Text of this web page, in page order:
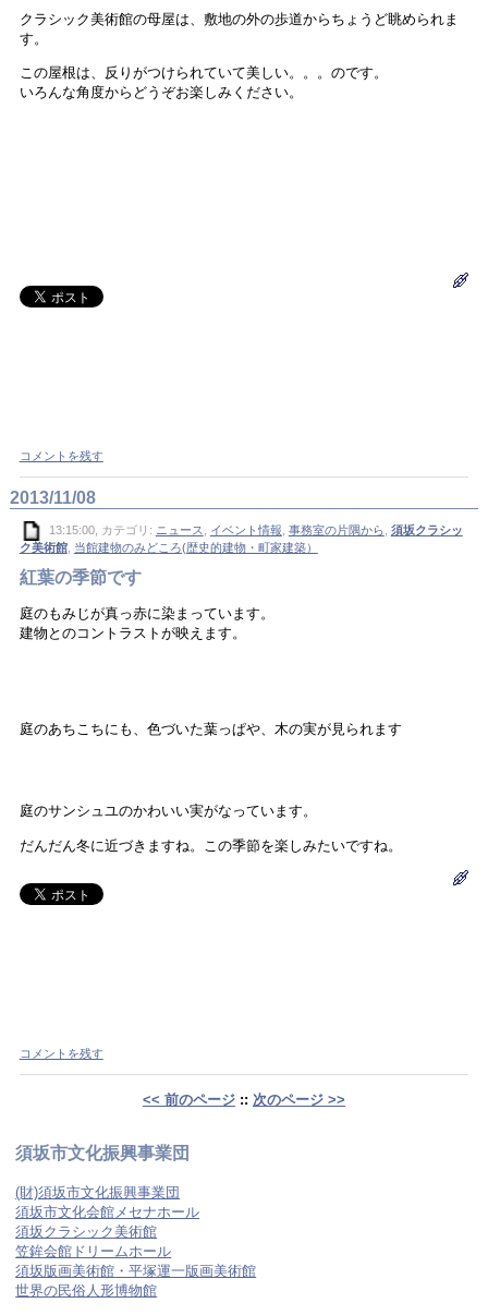
クラシック美術館の母屋は、敷地の外の歩道からちょうど眺められま
す。
この屋根は、反りがつけられていて美しい。。。のです。
いろんな角度からどうぞお楽しみください。
コメントを残す
2013/11/08
13:15:00, カテゴリ: ニュース イベント情報 事務室の片隅から 須坂クラシッ
ク美術館, 当館建物のみどころ(歴史的建物・町家建築）
紅葉の季節です
庭のもみじが真っ赤に染まっています。
建物とのコントラストが映えます。
庭のあちこちにも、色づいた葉っぱや、木の実が見られます
庭のサンシュユのかわいい実がなっています。
だんだん冬に近づきますね。この季節を楽しみたいですね。
コメントを残す
<< 前のページ :: 次のページ >>
須坂市文化振興事業団
(財)須坂市文化振興事業団
須坂市文化会館メセナホール
須坂クラシック美術館
笠鉾会館ドリームホール
須坂版画美術館・平塚運一版画美術館
世界の民俗人形博物館